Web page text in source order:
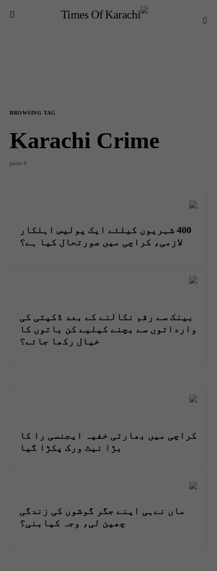
BROWSING TAG
Karachi Crime
4 posts
400 شہریوں کیلئے ایک پولیس اہلکار
لازمی، کراچی میں صورتحال کیا ہے؟
بینک سے رقم نکالنے کے بعد ڈکیتی کی
وارداتوں سے بچنے کیلیے کن باتوں کا
خیال رکھا جائے؟
کراچی میں بھارتی خفیہ ایجنسی را کا
بڑا نیٹ ورک پکڑا گیا
ماں نےہی اپنے جگر گوشوں کی زندگی
چھین لی، وجہ کیابنی؟